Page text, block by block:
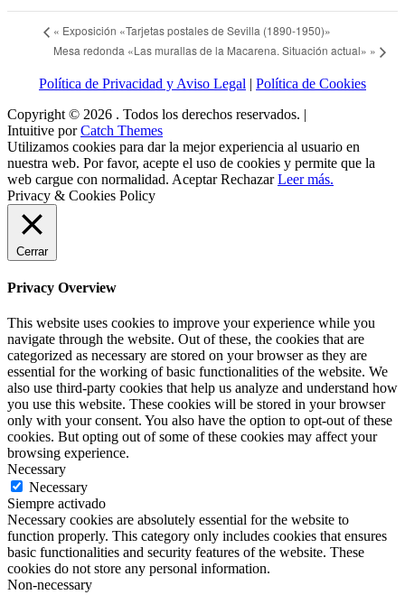
« Exposición «Tarjetas postales de Sevilla (1890-1950)»
Mesa redonda «Las murallas de la Macarena. Situación actual» »
Política de Privacidad y Aviso Legal | Política de Cookies
Copyright © 2026 . Todos los derechos reservados. |
Intuitive porCatch Themes
Utilizamos cookies para dar la mejor experiencia al usuario en
nuestra web. Por favor, acepte el uso de cookies y permite que la
web cargue con normalidad. Aceptar Rechazar Leer más.
Privacy & Cookies Policy
Cerrar
Privacy Overview
This website uses cookies to improve your experience while you
navigate through the website. Out of these, the cookies that are
categorized as necessary are stored on your browser as they are
essential for the working of basic functionalities of the website. We
also use third-party cookies that help us analyze and understand how
you use this website. These cookies will be stored in your browser
only with your consent. You also have the option to opt-out of these
cookies. But opting out of some of these cookies may affect your
browsing experience.
Necessary
Necessary
Siempre activado
Necessary cookies are absolutely essential for the website to
function properly. This category only includes cookies that ensures
basic functionalities and security features of the website. These
cookies do not store any personal information.
Non-necessary